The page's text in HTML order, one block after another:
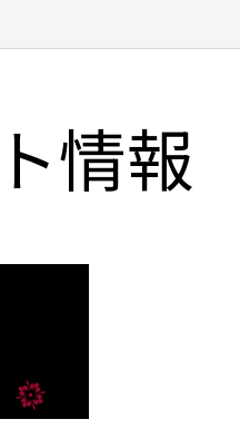
情報